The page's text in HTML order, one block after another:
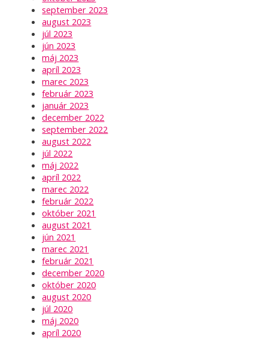
september 2023
august 2023
júl 2023
jún 2023
máj 2023
apríl 2023
marec 2023
február 2023
január 2023
december 2022
september 2022
august 2022
júl 2022
máj 2022
apríl 2022
marec 2022
február 2022
október 2021
august 2021
jún 2021
marec 2021
február 2021
december 2020
október 2020
august 2020
júl 2020
máj 2020
apríl 2020